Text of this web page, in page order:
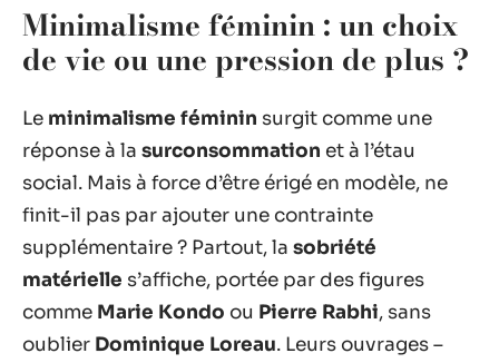
Minimalisme féminin : un choix
de vie ou une pression de plus ?
Le minimalisme féminin surgit comme une
réponse à la surconsommation et à l’étau
social. Mais à force d’être érigé en modèle, ne
finit-il pas par ajouter une contrainte
supplémentaire ? Partout, la sobriété
matérielle s’affiche, portée par des figures
comme Marie Kondo ou Pierre Rabhi, sans
oublier Dominique Loreau. Leurs ouvrages –